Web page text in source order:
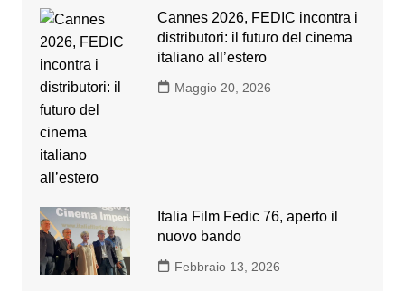
Cannes 2026, FEDIC incontra i
distributori: il futuro del cinema
italiano all’estero
Maggio 20, 2026
Italia Film Fedic 76, aperto il
nuovo bando
Febbraio 13, 2026